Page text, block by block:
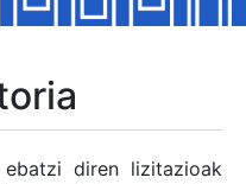
diren lizitazioak